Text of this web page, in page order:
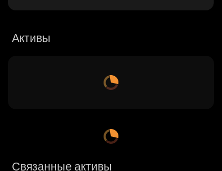
Активы
Связанные активы